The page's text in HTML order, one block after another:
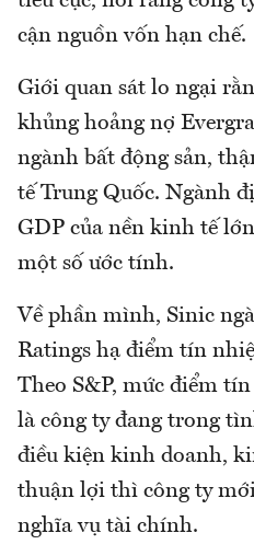
cận nguồn vốn hạn chế.
Giới quan sát lo ngại
khủng hoảng nợ
ngành bất động sản,
tế Trung Quốc. Ngành
GDP của nền kinh tế
một số ước tính.
Về phần mình, Sinic
Ratings hạ điểm tín
Theo S&P, mức điểm
là công ty đang trong
điều kiện kinh doanh,
thuận lợi thì công ty
nghĩa vụ tài chính.